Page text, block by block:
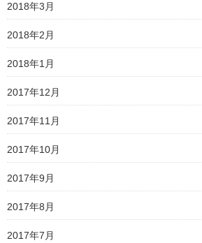
2018年3月
2018年2月
2018年1月
2017年12月
2017年11月
2017年10月
2017年9月
2017年8月
2017年7月